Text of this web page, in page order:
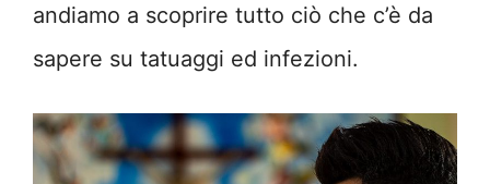
andiamo a scoprire tutto ciò che c’è da
sapere su tatuaggi ed infezioni.